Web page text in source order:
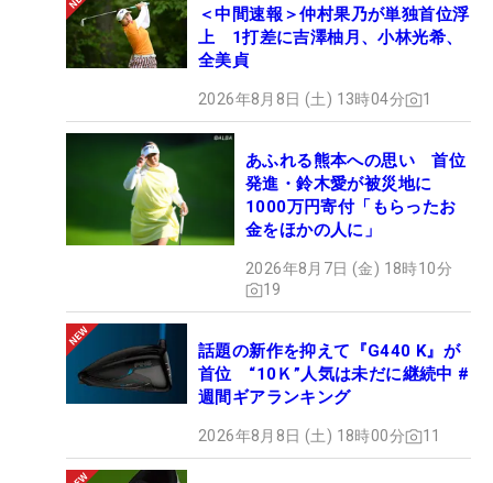
＜中間速報＞仲村果乃が単独首位浮
上 1打差に吉澤柚月、小林光希、
全美貞
2026年8月8日 (土) 13時04分 1
あふれる熊本への思い 首位
発進・鈴木愛が被災地に
1000万円寄付「もらったお
金をほかの人に」
2026年8月7日 (金) 18時10分
19
話題の新作を抑えて『G440 K』が
首位 “10Ｋ”人気は未だに継続中 #
週間ギアランキング
2026年8月8日 (土) 18時00分 11